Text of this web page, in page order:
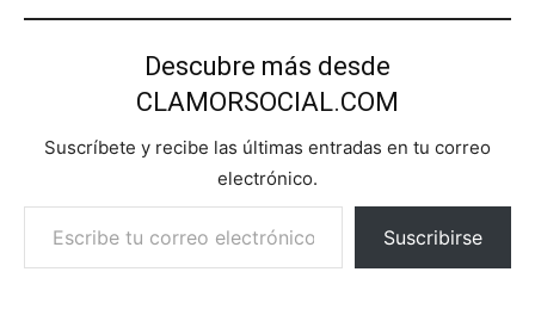
Descubre más desde
CLAMORSOCIAL.COM
Suscríbete y recibe las últimas entradas en tu correo
electrónico.
Escribe tu correo electrónico…
Suscribirse